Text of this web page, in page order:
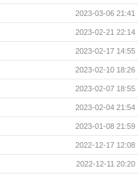
2023-03-06 21:41
2023-02-21 22:14
2023-02-17 14:55
2023-02-10 18:26
2023-02-07 18:55
2023-02-04 21:54
2023-01-08 21:59
2022-12-17 12:08
2022-12-11 20:20